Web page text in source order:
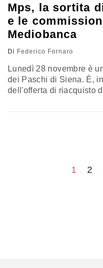
Mps, la sortita
e le
Mediobanca
Di Federico Fornaro
Lunedì 28 novembre è
dei Paschi di Siena. È,
dell'offerta di riacquisto
1 2